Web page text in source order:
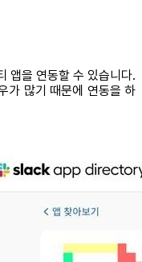
앱을 연동할 수 있습니다.
가 많기 때문에 연동을 하